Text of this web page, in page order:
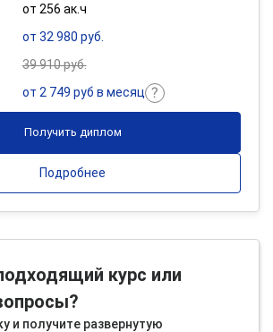
от 256 ак.ч
от 32 980 руб.
39 910 руб.
от 2 749 руб в месяц
Получить диплом
Подробнее
курс или
и получите развернутую